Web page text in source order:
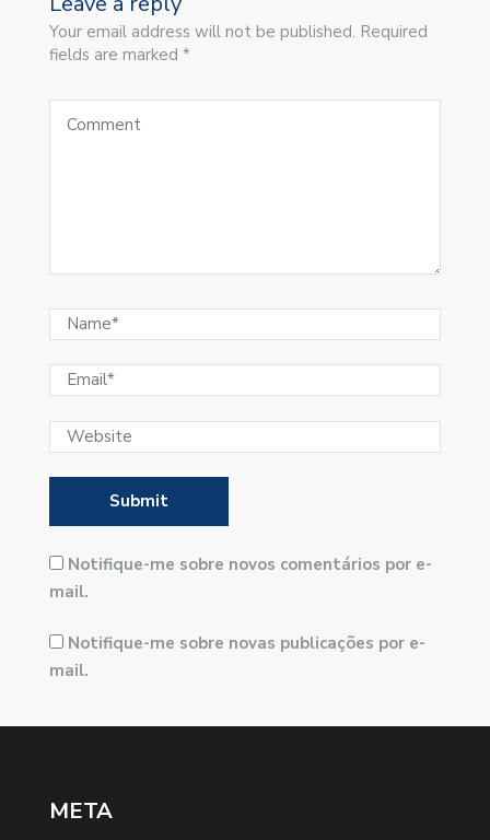
Your email address will not be published. Required
fields are marked *
Notifique-me sobre novos comentários por e-
mail.
Notifique-me sobre novas publicações por e-
mail.
META